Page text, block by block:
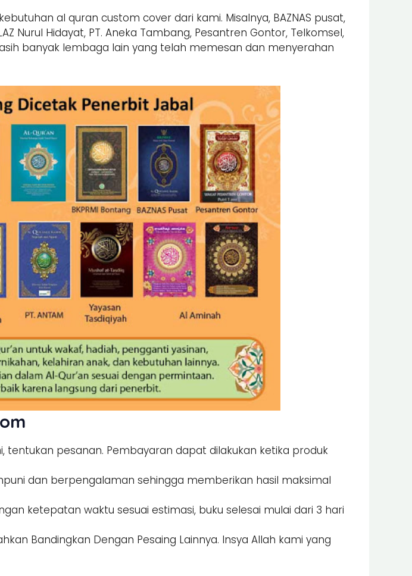
al quran custom cover dari kami. Misalnya, BAZNAS pusat,
Nurul Hidayat, PT. Aneka Tambang, Pesantren Gontor, Telkomsel,
banyak lembaga lain yang telah memesan dan menyerahan
tentukan pesanan. Pembayaran dapat dilakukan ketika produk
dan berpengalaman sehingga memberikan hasil maksimal
ketepatan waktu sesuai estimasi, buku selesai mulai dari 3 hari
Bandingkan Dengan Pesaing Lainnya. Insya Allah kami yang